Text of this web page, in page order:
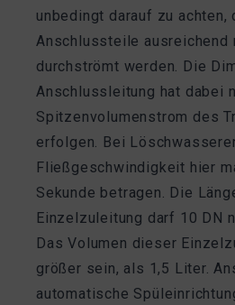
unbedingt darauf zu achten,
Anschlussteile ausreichend
durchströmt werden. Die
Anschlussleitung hat dabei
Spitzenvolumenstrom des
erfolgen. Bei
Fließgeschwindigkeit hier
Sekunde betragen. Die
Einzelzuleitung darf 10 DN
Das Volumen dieser
größer sein, als 1,5 Liter.
automatische